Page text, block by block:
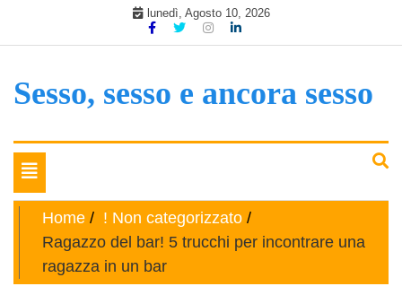
lunedì, Agosto 10, 2026
Sesso, sesso e ancora sesso
Toggle
navigation
Home
! Non categorizzato
Ragazzo del bar! 5 trucchi per incontrare una
ragazza in un bar